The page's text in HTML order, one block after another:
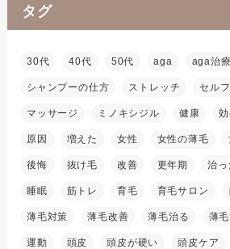
タグ
30代 40代 50代 aga aga治療
シャンプーの仕方 ストレッチ セル
マッサージ ミノキシジル 健康
原因 増えた 女性 女性の薄毛
後悔 抜け毛 改善 更年期 治っ
睡眠 筋トレ 育毛 育毛サロン
薄毛対策 薄毛改善 薄毛治る 薄
運動 頭皮 頭皮が硬い 頭皮ケア